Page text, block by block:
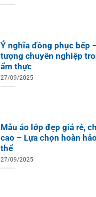
Ý nghĩa đồng phục bếp
tượng chuyên nghiệp
ẩm thực
27/09/2025
Mẫu áo lớp đẹp giá rẻ,
cao – Lựa chọn hoàn
thể
27/09/2025